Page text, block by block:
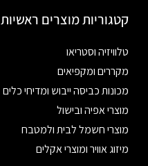
קטגוריות מוצרים ראשיות
טלוויזיה וסטריאו
מקררים ומקפיאים
מכונות כביסה ייבוש ומדיחי כלים
מוצרי אפיה ובישול
מוצרי חשמל לבית ולמטבח
מיזוג אוויר ומוצרי אקלים